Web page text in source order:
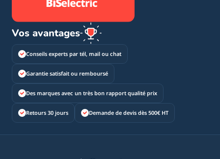
Vos avantages
Conseils experts par tél, mail ou chat
Garantie satisfait ou remboursé
Des marques avec un très bon rapport qualité prix
Retours 30 jours Demande de devis dès 500€ HT